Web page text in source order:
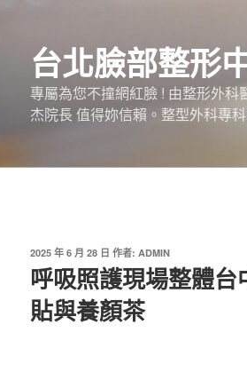
台北臉部整形
專屬為您不撞網紅臉 ! 由整形外
杰院長 值得妳信賴。整型外科專
發
佈
於
2025 年 6 月 28 日 作者: ADMIN
呼吸照護現場整體
貼與養顏茶